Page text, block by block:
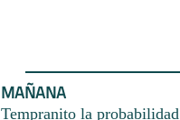
MAÑANA
Tempranito la